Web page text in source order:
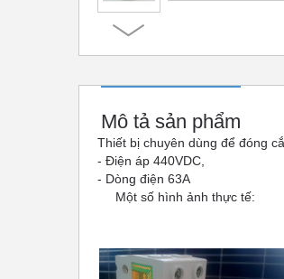
Mô tả sản phẩm
Thiết bị chuyên dùng để đóng
- Điện áp 440VDC,
- Dòng điện 63A
Một số hình ảnh thực tế: